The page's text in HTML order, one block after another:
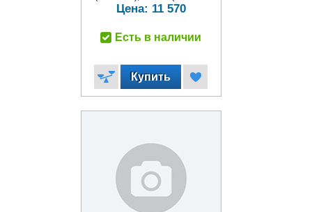
Цена: 11 570
Есть в наличии